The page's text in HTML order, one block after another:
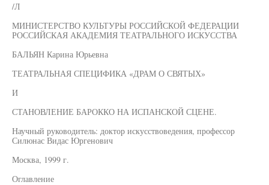
/Л
МИНИСТЕРСТВО КУЛЬТУРЫ РОССИЙСКОЙ ФЕДЕРАЦИИ
РОССИЙСКАЯ АКАДЕМИЯ ТЕАТРАЛЬНОГО ИСКУССТВА
БАЛЬЯН Карина Юрьевна
ТЕАТРАЛЬНАЯ СПЕЦИФИКА «ДРАМ О СВЯТЫХ»
И
СТАНОВЛЕНИЕ БАРОККО НА ИСПАНСКОЙ СЦЕНЕ.
Научный руководитель: доктор искусствоведения, профессор
Силюнас Видас Юргенович
Москва, 1999 г.
Оглавление